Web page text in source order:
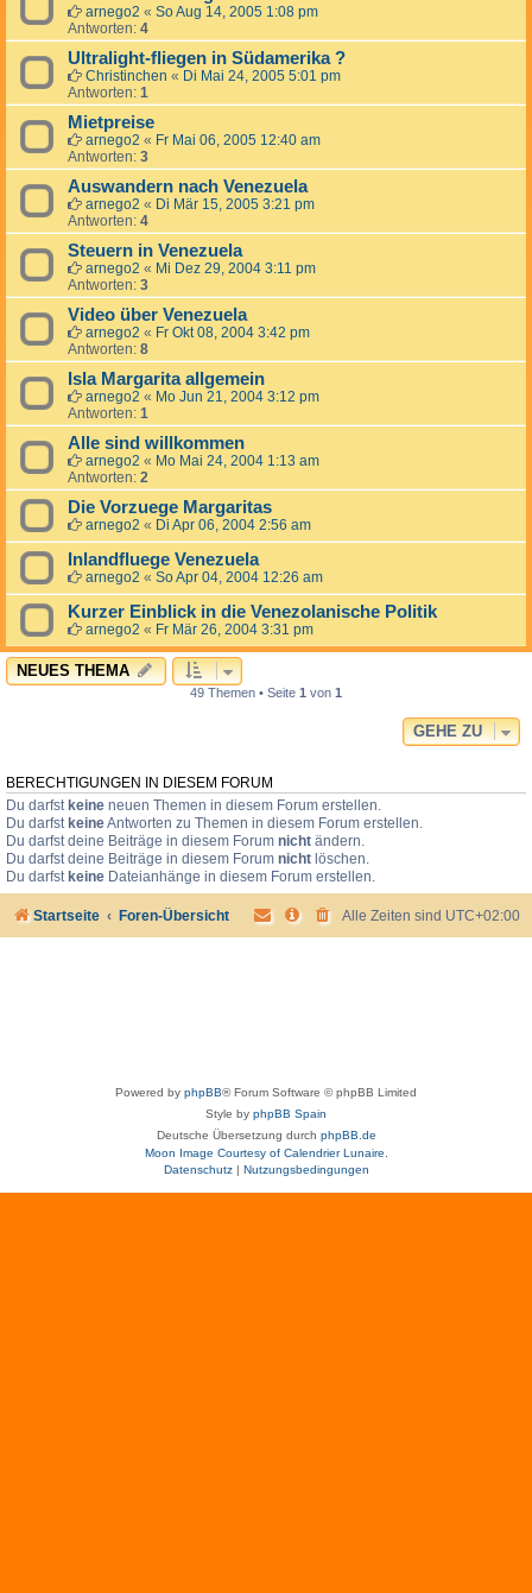
arnego2 « So Aug 14, 2005 1:08 pm
Antworten: 4
Ultralight-fliegen in Südamerika ?
Christinchen « Di Mai 24, 2005 5:01 pm
Antworten: 1
Mietpreise
arnego2 « Fr Mai 06, 2005 12:40 am
Antworten: 3
Auswandern nach Venezuela
arnego2 « Di Mär 15, 2005 3:21 pm
Antworten: 4
Steuern in Venezuela
arnego2 « Mi Dez 29, 2004 3:11 pm
Antworten: 3
Video über Venezuela
arnego2 « Fr Okt 08, 2004 3:42 pm
Antworten: 8
Isla Margarita allgemein
arnego2 « Mo Jun 21, 2004 3:12 pm
Antworten: 1
Alle sind willkommen
arnego2 « Mo Mai 24, 2004 1:13 am
Antworten: 2
Die Vorzuege Margaritas
arnego2 « Di Apr 06, 2004 2:56 am
Inlandfluege Venezuela
arnego2 « So Apr 04, 2004 12:26 am
Kurzer Einblick in die Venezolanische Politik
arnego2 « Fr Mär 26, 2004 3:31 pm
NEUES THEMA
49 Themen • Seite 1 von 1
GEHE ZU
BERECHTIGUNGEN IN DIESEM FORUM
Du darfst keine neuen Themen in diesem Forum erstellen.
Du darfst keineAntworten zu Themen in diesem Forum erstellen.
Du darfst deine Beiträge in diesem Forum nicht ändern.
Du darfst deine Beiträge in diesem Forum nicht löschen.
Du darfst keine Dateianhänge in diesem Forum erstellen.
Startseite Foren-Übersicht Alle Zeiten sind UTC+02:00
Powered by phpBB® Forum Software © phpBB Limited
Style by phpBB Spain
Deutsche Übersetzung durch phpBB.de
Moon Image Courtesy of Calendrier Lunaire.
Datenschutz| Nutzungsbedingungen